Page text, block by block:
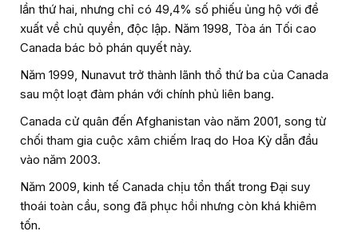
lần thứ hai, nhưng chỉ có 49,4% số phiếu ủng hộ với đề
xuất về chủ quyền, độc lập. Năm 1998, Tòa án Tối cao
Canada bác bỏ phán quyết này.
Năm 1999, Nunavut trở thành lãnh thổ thứ ba của Canada
sau một loạt đàm phán với chính phủ liên bang.
Canada cử quân đến Afghanistan vào năm 2001, song từ
chối tham gia cuộc xâm chiếm Iraq do Hoa Kỳ dẫn đầu
vào năm 2003.
Năm 2009, kinh tế Canada chịu tổn thất trong Đại suy
thoái toàn cầu, song đã phục hồi nhưng còn khá khiêm
tốn.